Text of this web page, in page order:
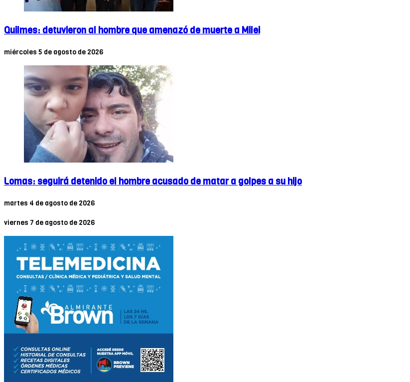
Quilmes: detuvieron al hombre que amenazó de muerte a Milei
miércoles 5 de agosto de 2026
Lomas: seguirá detenido el hombre acusado de matar a golpes a su hijo
martes 4 de agosto de 2026
viernes 7 de agosto de 2026